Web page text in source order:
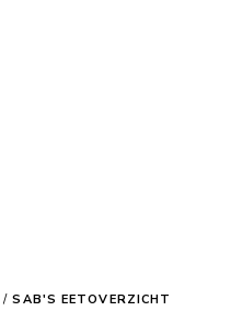
/ SAB'S EETOVERZICHT